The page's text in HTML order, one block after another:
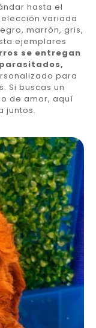
hasta el
variada
marrón, gris,
ejemplares
se entregan
para
Si buscas un
de amor, aquí
juntos.